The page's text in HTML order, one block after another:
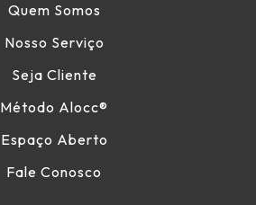
Quem Somos
Nosso Serviço
Seja Cliente
Método Alocc®
Espaço Aberto
Fale Conosco